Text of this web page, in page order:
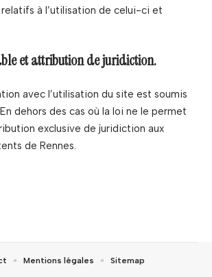
relatifs à l’utilisation de celui-ci et
et attribution de juridiction.
avec l’utilisation du site est soumis
dehors des cas où la loi ne le permet
exclusive de juridiction aux
de Rennes.
Mentions légales Sitemap